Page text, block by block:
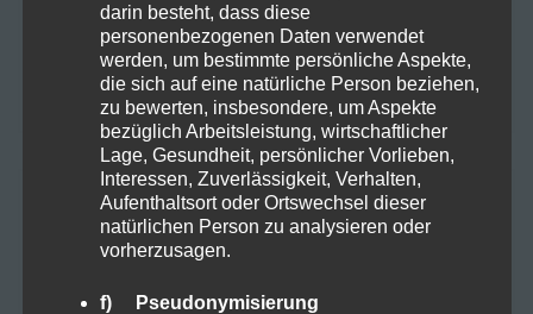
Kommentar-Feed
WordPress.org
KATEGORIEN
Allgemein
darin besteht, dass diese
personenbezogenen Daten verwendet
werden, um bestimmte persönliche Aspekte,
die sich auf eine natürliche Person beziehen,
zu bewerten, insbesondere, um Aspekte
bezüglich Arbeitsleistung, wirtschaftlicher
Lage, Gesundheit, persönlicher Vorlieben,
Interessen, Zuverlässigkeit, Verhalten,
Aufenthaltsort oder Ortswechsel dieser
natürlichen Person zu analysieren oder
vorherzusagen.
f) Pseudonymisierung